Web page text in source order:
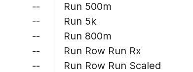
--
--
--
--
--
Run 500m
Run 5k
Run 800m
Run Row Run Rx
Run Row Run Scaled